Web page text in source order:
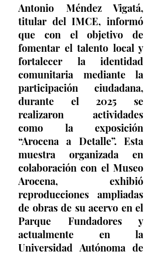
Antonio Méndez Vigatá,
titular del IMCE, informó
que con el objetivo de
fomentar el talento local y
fortalecer la identidad
comunitaria mediante la
participación ciudadana,
durante el 2025 se
realizaron actividades
como la exposición
“Arocena a Detalle”. Esta
muestra organizada en
colaboración con el Museo
Arocena, exhibió
reproducciones ampliadas
de obras de su acervo en el
Parque Fundadores y
actualmente en la
Universidad Autónoma de